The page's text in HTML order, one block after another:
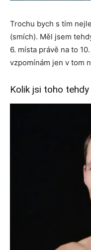
Trochu bych s tím
(smích). Měl jsem
6. místa právě na to
vzpomínám jen v tom
Kolik jsi toho